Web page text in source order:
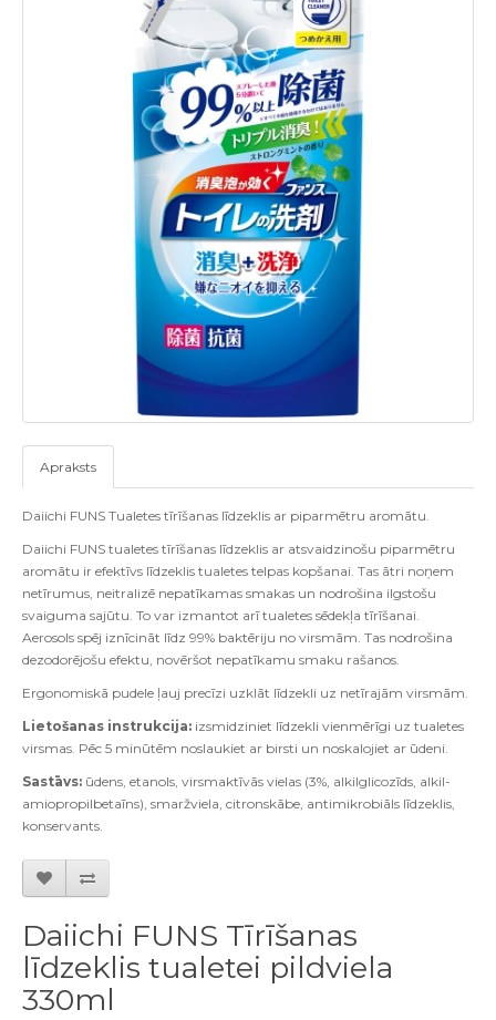
Apraksts
Daiichi FUNS Tualetes tīrīšanas līdzeklis ar piparmētru aromātu.
Daiichi FUNS tualetes tīrīšanas līdzeklis ar atsvaidzinošu piparmētru
aromātu ir efektīvs līdzeklis tualetes telpas kopšanai. Tas ātri noņem
netīrumus, neitralizē nepatīkamas smakas un nodrošina ilgstošu
svaiguma sajūtu. To var izmantot arī tualetes sēdekļa tīrīšanai.
Aerosols spēj iznīcināt līdz 99% baktēriju no virsmām. Tas nodrošina
dezodorējošu efektu, novēršot nepatīkamu smaku rašanos.
Ergonomiskā pudele ļauj precīzi uzklāt līdzekli uz netīrajām virsmām.
Lietošanas instrukcija: izsmidziniet līdzekli vienmērīgi uz tualetes
virsmas. Pēc 5 minūtēm noslaukiet ar birsti un noskalojiet ar ūdeni.
Sastāvs: ūdens, etanols, virsmaktīvās vielas (3%, alkilglicozīds, alkil-
amiopropilbetaīns), smaržviela, citronskābe, antimikrobiāls līdzeklis,
konservants.
Daiichi FUNS Tīrīšanas
līdzeklis tualetei pildviela
330ml